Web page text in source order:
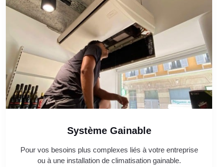
Système Gainable
Pour vos besoins plus complexes liés à votre entreprise
ou à une installation de climatisation gainable.